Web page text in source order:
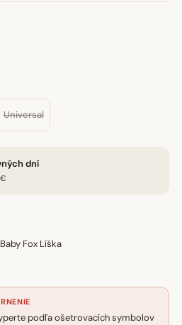
Universal
dní
Fox Líška
podľa ošetrovacích symbolov